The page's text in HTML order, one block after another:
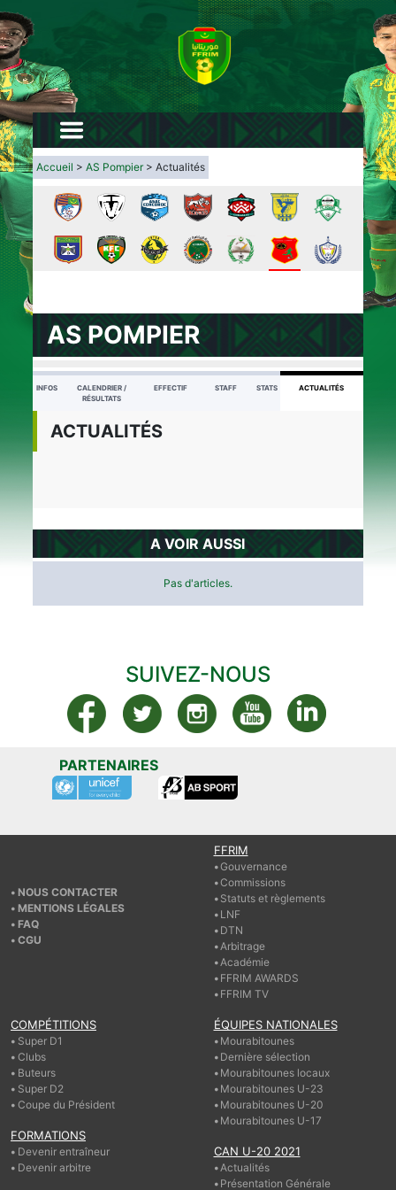
Accueil >AS Pompier> Actualités
AS POMPIER
INFOS
CALENDRIER /
RÉSULTATS
EFFECTIF STAFF STATS ACTUALITÉS
ACTUALITÉS
A VOIR AUSSI
Pas d'articles.
SUIVEZ-NOUS
PARTENAIRES
NOUS CONTACTER
MENTIONS LÉGALES
FAQ
CGU
FFRIM
Gouvernance
Commissions
Statuts et règlements
LNF
DTN
Arbitrage
Académie
FFRIM AWARDS
FFRIM TV
COMPÉTITIONS
Super D1
Clubs
Buteurs
Super D2
Coupe du Président
FORMATIONS
Devenir entraîneur
Devenir arbitre
ÉQUIPES NATIONALES
Mourabitounes
Dernière sélection
Mourabitounes locaux
Mourabitounes U-23
Mourabitounes U-20
Mourabitounes U-17
CAN U-20 2021
Actualités
Présentation Générale